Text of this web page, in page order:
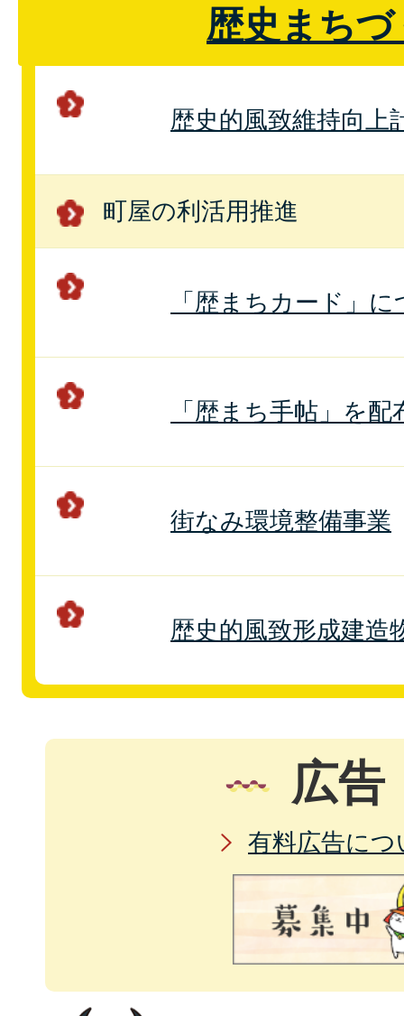
歴史まち
歴史的風致維持向上
町屋の利活用推進
「歴まちカード」
「歴まち手帖」を
街なみ環境整備事業
歴史的風致形成建造
広告
有料広告につ